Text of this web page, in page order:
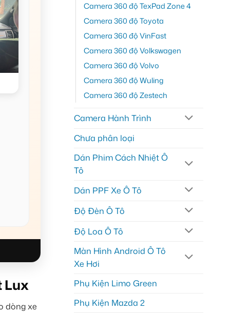
Lux
dòng xe
Camera 360 độ TexPad Zone 4
Camera 360 độ Toyota
Camera 360 độ VinFast
Camera 360 độ Volkswagen
Camera 360 độ Volvo
Camera 360 độ Wuling
Camera 360 độ Zestech
Camera Hành Trình
Chưa phân loại
Dán Phim Cách Nhiệt Ô
Tô
Dán PPF Xe Ô Tô
Độ Đèn Ô Tô
Độ Loa Ô Tô
Màn Hình Android Ô Tô
Xe Hơi
Phụ Kiện Limo Green
Phụ Kiện Mazda 2